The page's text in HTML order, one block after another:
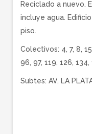
Reciclado a nuevo.
incluye agua.
piso.
Colectivos: 4, 7, 8,
96, 97, 119, 126, 134,
Subtes: AV. LA